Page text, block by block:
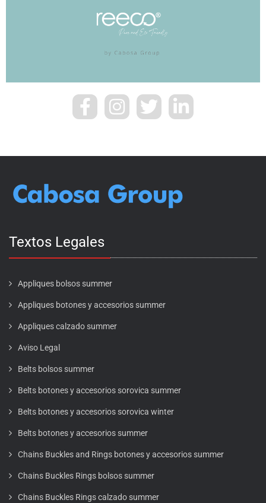
Textos Legales
Appliques bolsos summer
Appliques botones y accesorios summer
Appliques calzado summer
Aviso Legal
Belts bolsos summer
Belts botones y accesorios sorovica summer
Belts botones y accesorios sorovica winter
Belts botones y accesorios summer
Chains Buckles and Rings botones y accesorios summer
Chains Buckles Rings bolsos summer
Chains Buckles Rings calzado summer